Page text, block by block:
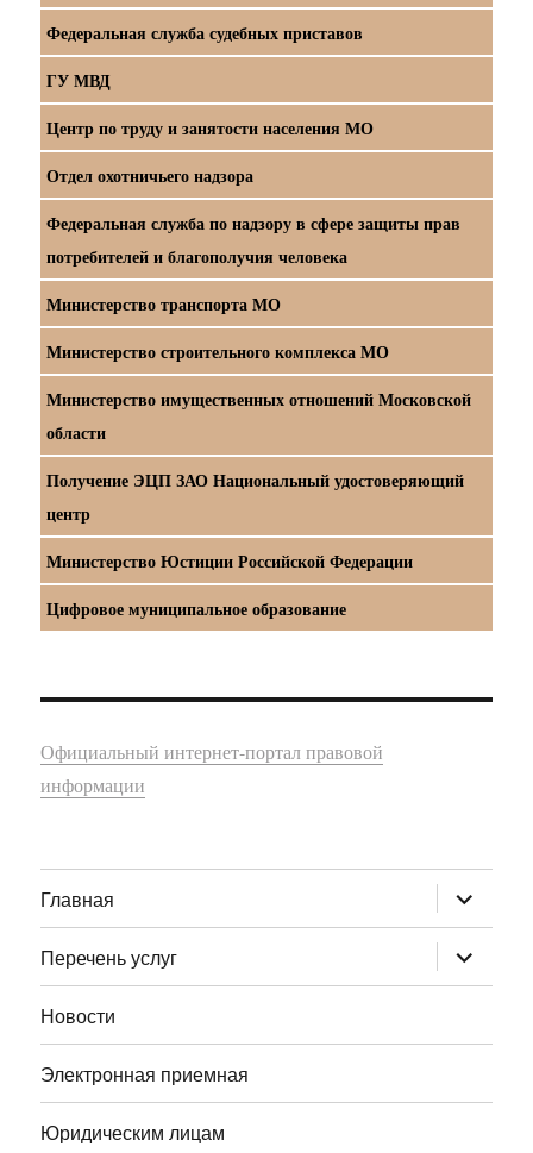
Федеральная служба судебных приставов
ГУ МВД
Центр по труду и занятости населения МО
Отдел охотничьего надзора
Федеральная служба по надзору в сфере защиты прав
потребителей и благополучия человека
Министерство транспорта МО
Министерство строительного комплекса МО
Министерство имущественных отношений Московской
области
Получение ЭЦП ЗАО Национальный удостоверяющий
центр
Министерство Юстиции Российской Федерации
Цифровое муниципальное образование
Официальный интернет-портал правовой
информации
Главная раскрыть
дочернее
меню
Перечень услуг
раскрыть
дочернее
меню
Новости
Электронная приемная
Юридическим лицам